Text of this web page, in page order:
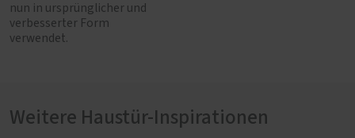
nun in ursprünglicher und
verbesserter Form
verwendet.
Weitere Haustür-Inspirationen